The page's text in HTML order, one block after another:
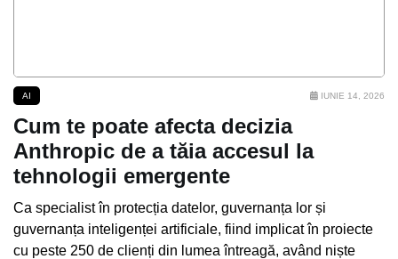
AI IUNIE 14, 2026
Cum te poate afecta decizia
Anthropic de a tăia accesul la
tehnologii emergente
Ca specialist în protecția datelor, guvernanța lor și
guvernanța inteligenței artificiale, fiind implicat în proiecte
cu peste 250 de clienți din lumea întreagă, având niște